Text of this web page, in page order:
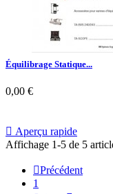
Équilibrage Statique...
0,00 €
 Aperçu rapide
Affichage 1-5 de 5
Précédent
1